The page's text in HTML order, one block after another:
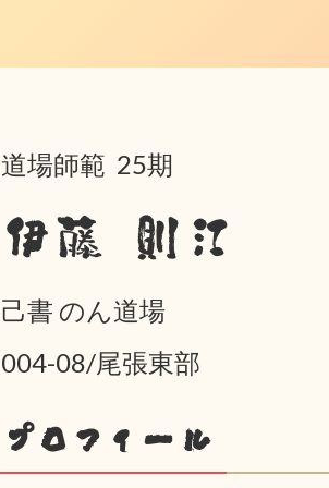
道場師範 25期
伊藤 則江
己書 のん道場
004-08/尾張東部
プロフィール